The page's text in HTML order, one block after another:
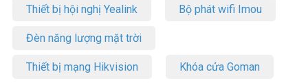
Thiết bị hội nghị Yealink Bộ phát wifi Imou
Đèn năng lượng mặt trời
Thiết bị mạng Hikvision Khóa cửa Goman